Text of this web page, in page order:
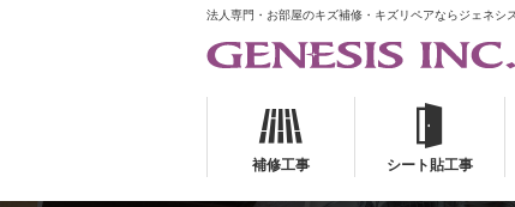
法人専門・お部屋のキズ補修・キズリペアならジェネシ
補修工事 シート貼工事